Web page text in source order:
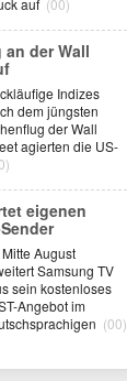
auf (00)
der Wall
Indizes
dem jüngsten
der Wall
agierten die US-
eigenen
August
Samsung TV
sein kostenloses
Angebot im
(00)